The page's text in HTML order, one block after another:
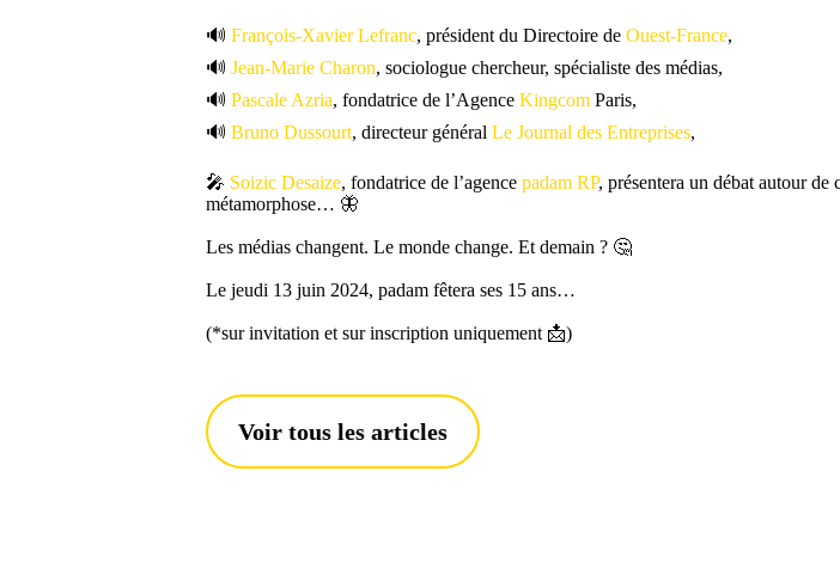
🔊 François-Xavier Lefranc, président du Directoire de Ouest-France,
🔊 Jean-Marie Charon, sociologue chercheur, spécialiste des médias,
🔊 Pascale Azria, fondatrice de l’Agence Kingcom Paris,
🔊 Bruno Dussourt, directeur général Le Journal des Entreprises,
🎤 Soizic Desaize, fondatrice de l’agence padam RP, présentera un débat autour de
métamorphose… 🦋
Les médias changent. Le monde change. Et demain ? 🤔
Le jeudi 13 juin 2024, padam fêtera ses 15 ans…
(*sur invitation et sur inscription uniquement 📩)
Voir tous les articles